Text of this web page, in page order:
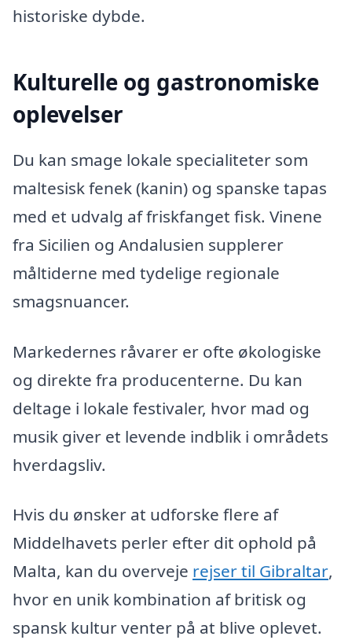
historiske dybde.
Kulturelle og gastronomiske
oplevelser
Du kan smage lokale specialiteter som
maltesisk fenek (kanin) og spanske tapas
med et udvalg af friskfanget fisk. Vinene
fra Sicilien og Andalusien supplerer
måltiderne med tydelige regionale
smagsnuancer.
Markedernes råvarer er ofte økologiske
og direkte fra producenterne. Du kan
deltage i lokale festivaler, hvor mad og
musik giver et levende indblik i områdets
hverdagsliv.
Hvis du ønsker at udforske flere af
Middelhavets perler efter dit ophold på
Malta, kan du overveje rejser til Gibraltar,
hvor en unik kombination af britisk og
spansk kultur venter på at blive oplevet.